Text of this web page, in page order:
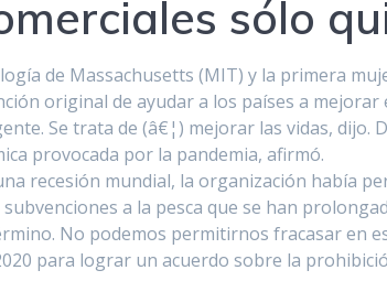
sólo
de Massachusetts (MIT) y la primera
original de ayudar a los paí­ses a mejorar
Se trata de (â€¦) mejorar las vidas,
provocada por la pandemia, afirmó.
recesión mundial, la organización habí­a
a la pesca que se han
No podemos permitirnos fracasar en
para lograr un acuerdo sobre la